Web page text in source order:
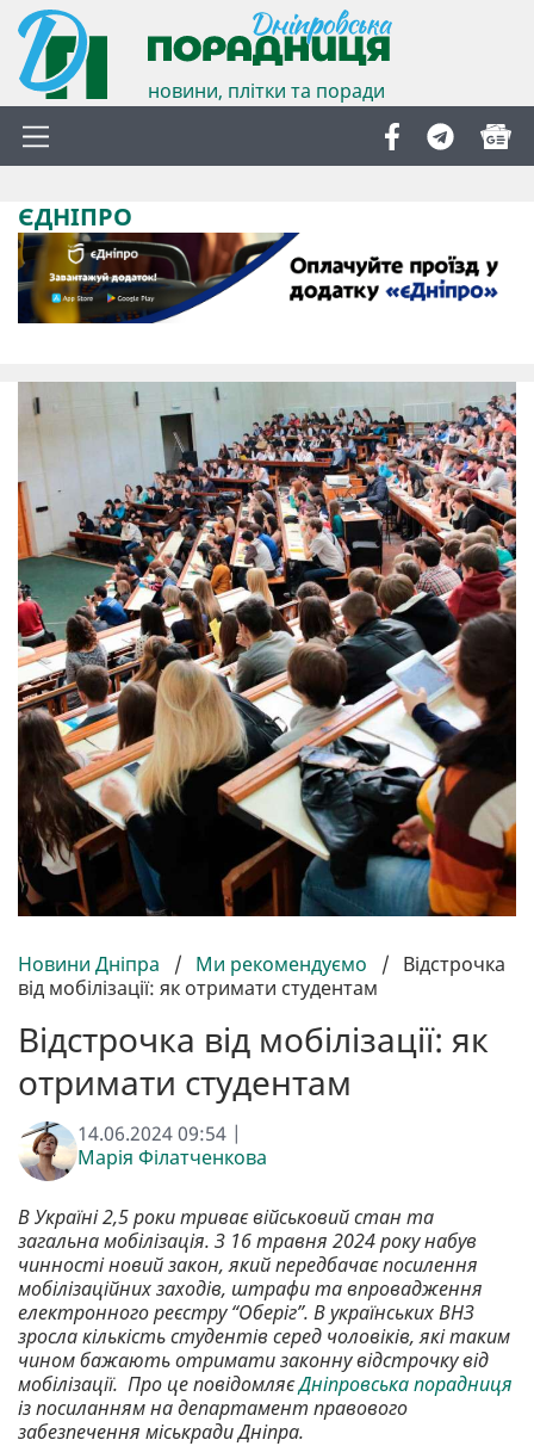
новини, плітки та поради
ЄДНІПРО
Новини Дніпра / Ми рекомендуємо / Відстрочка
від мобілізації: як отримати студентам
Відстрочка від мобілізації: як
отримати студентам
14.06.2024 09:54 |
Марія Філатченкова
В Україні 2,5 роки триває військовий стан та
загальна мобілізація. З 16 травня 2024 року набув
чинності новий закон, який передбачає посилення
мобілізаційних заходів, штрафи та впровадження
електронного реєстру “Оберіг”. В українських ВНЗ
зросла кількість студентів серед чоловіків, які таким
чином бажають отримати законну відстрочку від
мобілізації. Про це повідомляєДніпровська порадниця
із посиланням на департамент правового
забезпечення міськради Дніпра.